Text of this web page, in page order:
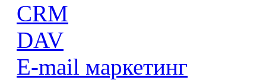
CRM
DAV
E-mail маркетинг